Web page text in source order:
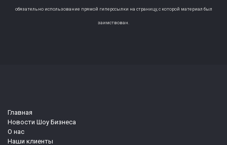
обязательно использование прямой гиперссылки на страницу, с которой материал был
заимствован.
Главная
Новости Шоу Бизнеса
О нас
Наши клиенты